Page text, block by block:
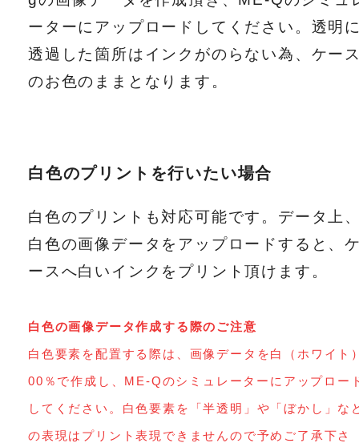
ーターにアップロードしてください。透明
透過した箇所はインクがのらない為、ケー
のお色のままとなります。
白色のプリントを行いたい場合
白色のプリントも対応可能です。データ上
白色の画像データをアップロードすると、
ースへ白いインクをプリント頂けます。
白色の画像データ作成する際のご注意
白色要素を配置する際は、画像データを白（ホワイト
00％で作成し、ME-Qのシミュレーターにアップロー
してください。白色要素を「半透明」や「ぼかし」な
の表現はプリント表現できませんので予めご了承下さ